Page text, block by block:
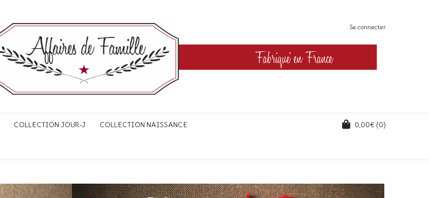
Se connecter
COLLECTION JOUR-J COLLECTION NAISSANCE 0,00€ (0)